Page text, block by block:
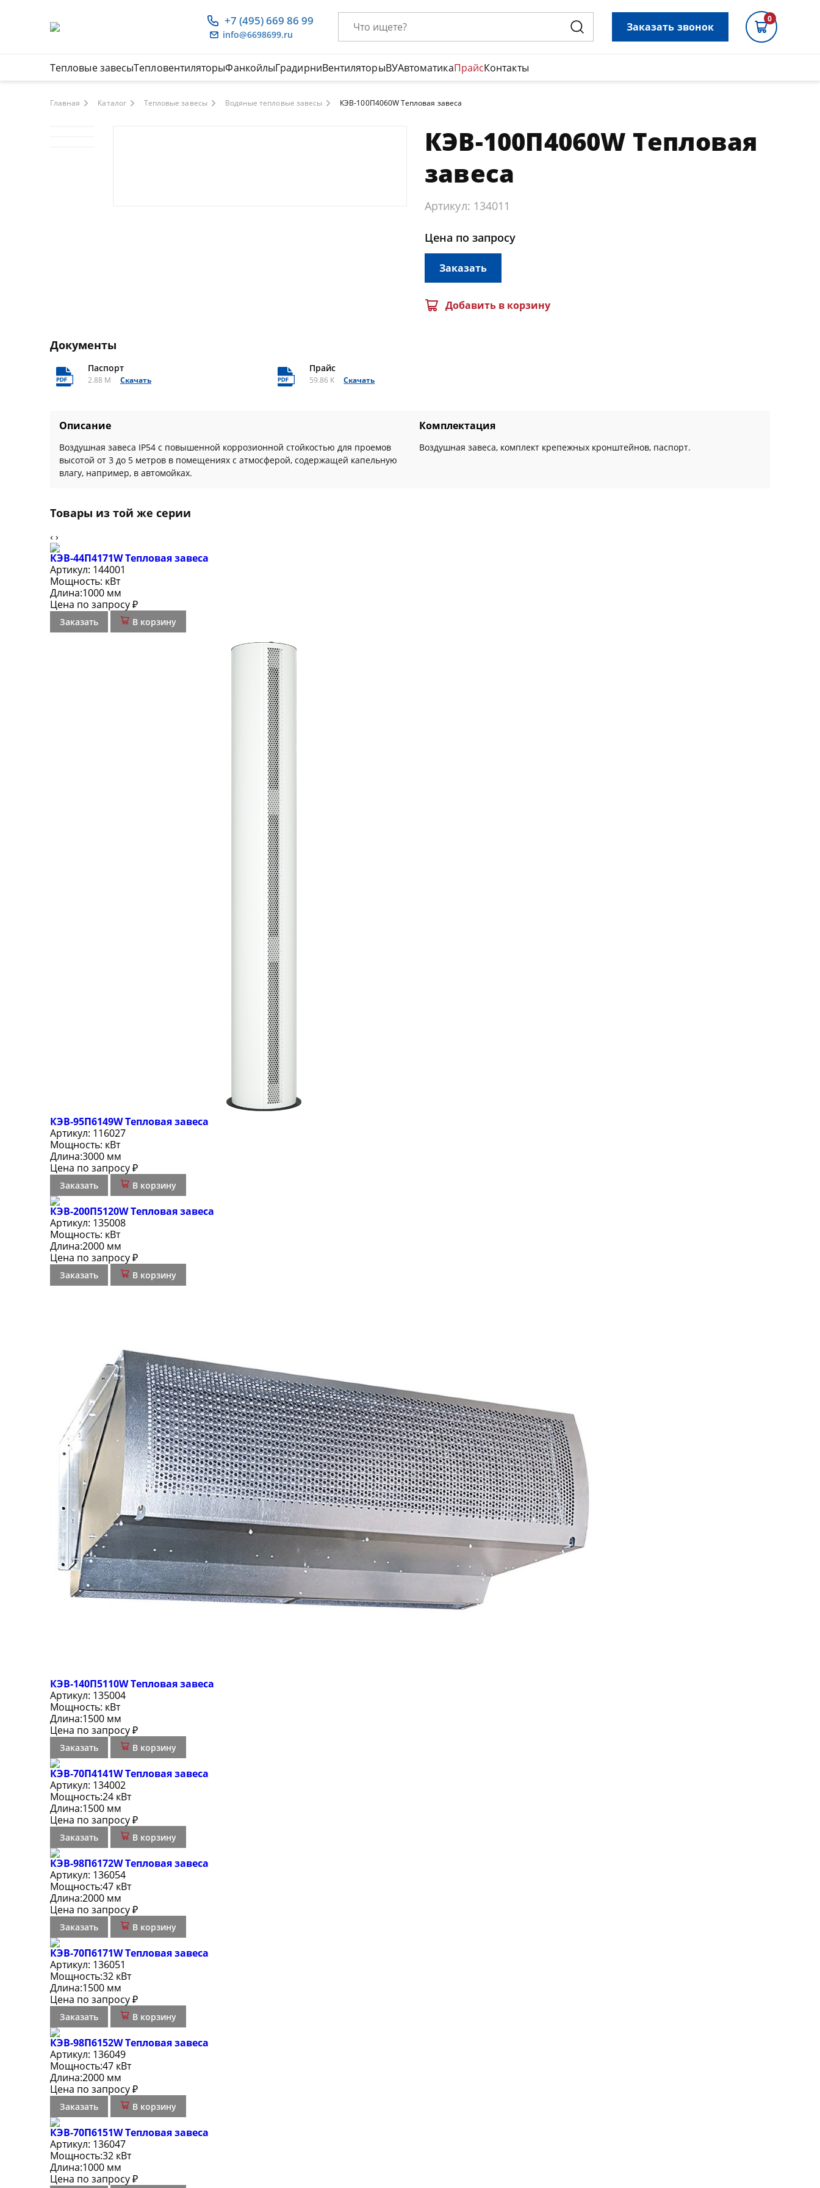
+7 (495) 669 86 99
info@6698699.ru
Заказать звонок
0
Тепловые завесыТепловентиляторыФанкойлыГрадирниВентиляторыВУАвтоматикаПрайсКонтакты
Главная Каталог Тепловые завесы Водяные тепловые завесы КЭВ-100П4060W Тепловая завеса
КЭВ-100П4060W Тепловая
завеса
Артикул: 134011
Цена по запросу
Заказать
Добавить в корзину
Документы
Паспорт
2.88 M Скачать
Прайс
59.86 K Скачать
Описание
Воздушная завеса IP54 с повышенной коррозионной стойкостью для проемов
высотой от 3 до 5 метров в помещениях с атмосферой, содержащей капельную
влагу, например, в автомойках.
Комплектация
Воздушная завеса, комплект крепежных кронштейнов, паспорт.
Товары из той же серии
‹ ›
КЭВ-44П4171W Тепловая завеса
Артикул: 144001
Мощность: кВт
Длина:1000 мм
Цена по запросу ₽
Заказать В корзину
КЭВ-95П6149W Тепловая завеса
Артикул: 116027
Мощность: кВт
Длина:3000 мм
Цена по запросу ₽
Заказать В корзину
КЭВ-200П5120W Тепловая завеса
Артикул: 135008
Мощность: кВт
Длина:2000 мм
Цена по запросу ₽
Заказать В корзину
КЭВ-140П5110W Тепловая завеса
Артикул: 135004
Мощность: кВт
Длина:1500 мм
Цена по запросу ₽
Заказать В корзину
КЭВ-70П4141W Тепловая завеса
Артикул: 134002
Мощность:24 кВт
Длина:1500 мм
Цена по запросу ₽
Заказать В корзину
КЭВ-98П6172W Тепловая завеса
Артикул: 136054
Мощность:47 кВт
Длина:2000 мм
Цена по запросу ₽
Заказать В корзину
КЭВ-70П6171W Тепловая завеса
Артикул: 136051
Мощность:32 кВт
Длина:1500 мм
Цена по запросу ₽
Заказать В корзину
КЭВ-98П6152W Тепловая завеса
Артикул: 136049
Мощность:47 кВт
Длина:2000 мм
Цена по запросу ₽
Заказать В корзину
КЭВ-70П6151W Тепловая завеса
Артикул: 136047
Мощность:32 кВт
Длина:1000 мм
Цена по запросу ₽